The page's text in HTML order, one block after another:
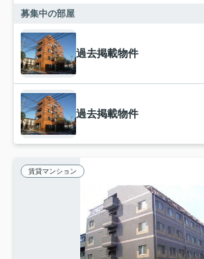
募集中の部屋
過去掲載物件
過去掲載物件
賃貸マンション